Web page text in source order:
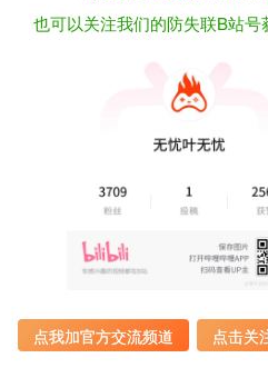
请登录后发表评论
都要时不时开梯子访问
也可以关注我们的防失联B站号
点我加官方交流频道 点击关